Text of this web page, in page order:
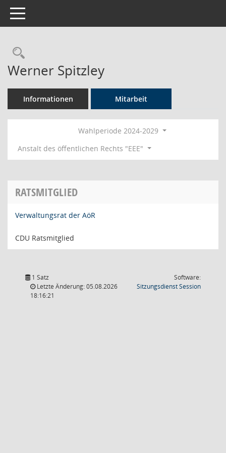
Toggle navigation
Rechercheauswahl
Werner Spitzley
Informationen Mitarbeit
Wahlperiode 2024-2029
Anstalt des öffentlichen Rechts "EEE"
RATSMITGLIED
Verwaltungsrat der AöR
CDU Ratsmitglied
1 Satz
Letzte Änderung: 05.08.2026
18:16:21
Software:
SitzungsdienstSession(Wird in